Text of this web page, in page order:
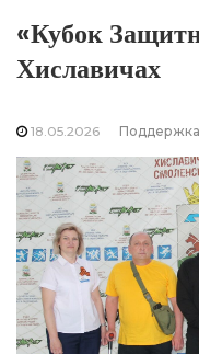
«Кубок
Хиславичах
18.05.2026